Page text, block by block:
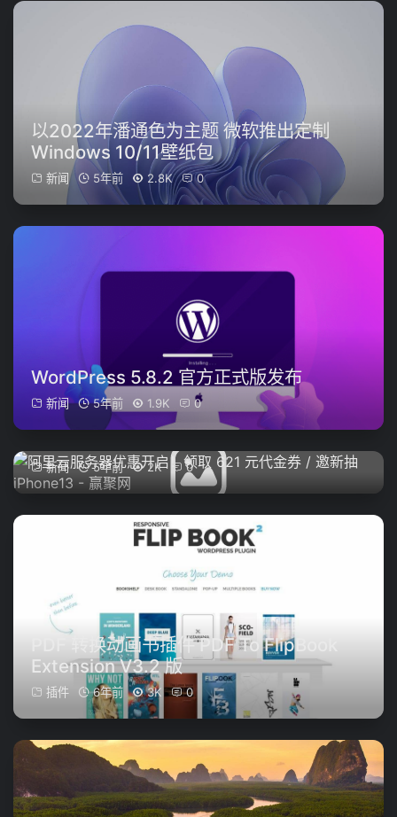
以2022年潘通色为主题 微软推出定制
Windows 10/11壁纸包
新闻 5年前 2.8K 0
WordPress 5.8.2 官方正式版发布
新闻 5年前 1.9K 0
阿里云服务器优惠开启！领取 621 元
新闻 5年前 2K 0
PDF 转换动画书插件 PDF To FlipBook
Extension V3.2 版
插件 6年前 3K 0